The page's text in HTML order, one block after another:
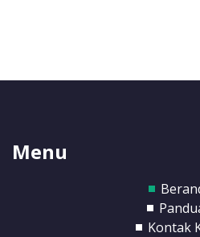
Menu
Kontak